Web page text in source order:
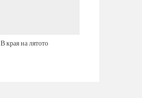
В края на лятото